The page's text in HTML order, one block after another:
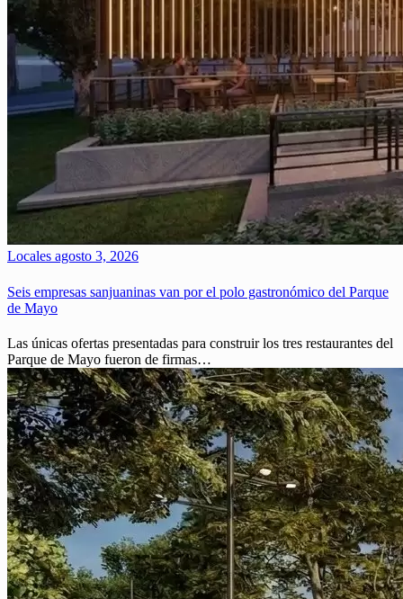
Locales agosto 3, 2026
Seis empresas sanjuaninas van por el polo gastronómico del Parque
de Mayo
Las únicas ofertas presentadas para construir los tres restaurantes del
Parque de Mayo fueron de firmas…